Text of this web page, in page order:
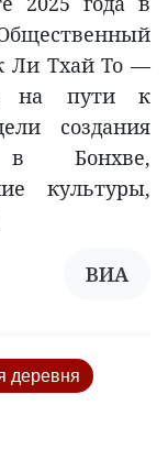
Ли Тхай То —
на пути к
создания
в Бонхве,
культуры,
ВИА
деревня